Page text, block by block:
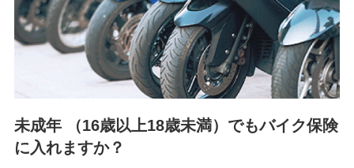
けている保険会社・提携会社の保険その他に関する情報を提
供し、金融商品等の契約を勧奨するため
アンケートやキャンペーン等の実施のため
上記に係る連絡・手続き・管理等付帯業務を行うため
5.通話録音にて取得する情報
電話対応の品質向上およびお問合せ内容の正確な把握のため
6.採用応募者の個人情報
未成年 （16歳以上18歳未満）でもバイク保険
に入れますか？